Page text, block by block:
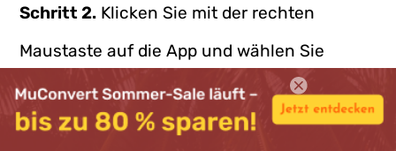
Schritt 2. Klicken Sie mit der rechten
Maustaste auf die App und wählen Sie
„Deinstallieren“.